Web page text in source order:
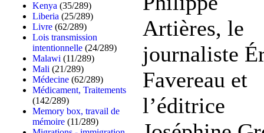
Kenya (35/289)
Liberia (25/289)
Livre (62/289)
Lois transmission
intentionnelle (24/289)
Malawi (11/289)
Mali (21/289)
Médecine (62/289)
Médicament, Traitements
(142/289)
Memory box, travail de
mémoire (11/289)
Artières, le
journaliste
Favereau et
l’éditrice